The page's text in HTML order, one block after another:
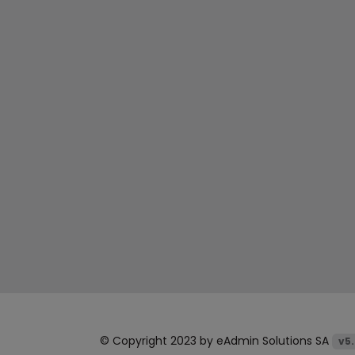
© Copyright 2023 by eAdmin Solutions SA